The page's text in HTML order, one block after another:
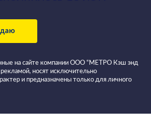
на сайте компании ООО “МЕТРО Кэш энд
рекламой, носят исключительно
и предназначены только для личного